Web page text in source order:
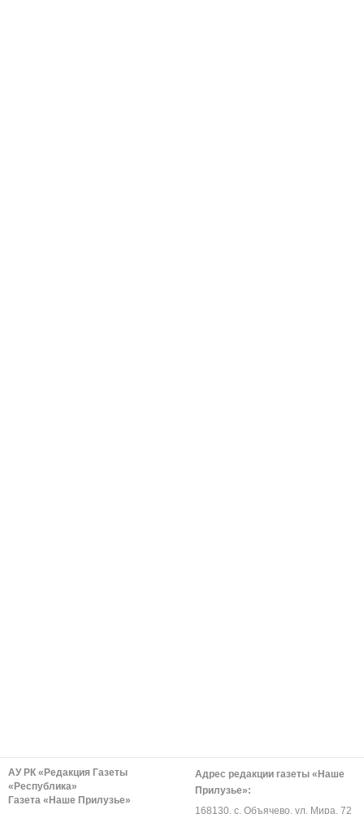
АУ РК «Редакция Газеты
«Республика»
Газета «Наше Прилузье»
Адрес редакции газеты «Наше
Прилузье»:
168130, с. Объячево, ул. Мира, 72